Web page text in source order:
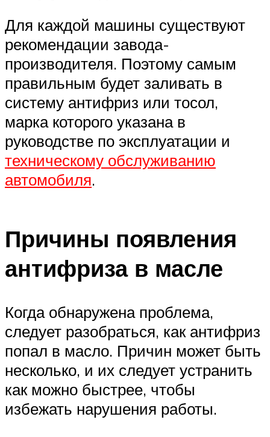
Для каждой машины существуют
рекомендации завода-
производителя. Поэтому самым
правильным будет заливать в
систему антифриз или тосол,
марка которого указана в
руководстве по эксплуатации и
техническому обслуживанию
автомобиля.
Причины появления
антифриза в масле
Когда обнаружена проблема,
следует разобраться, как антифриз
попал в масло. Причин может быть
несколько, и их следует устранить
как можно быстрее, чтобы
избежать нарушения работы.